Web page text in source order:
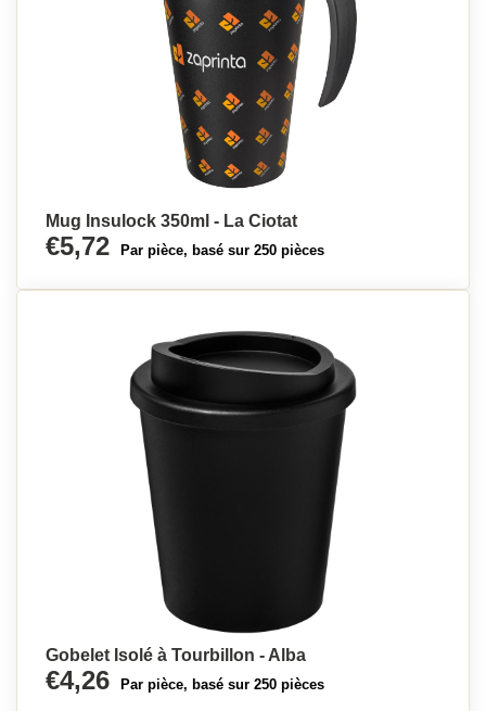
Mug Insulock 350ml - La Ciotat
€5,72 Par pièce, basé sur 250 pièces
Gobelet Isolé à Tourbillon - Alba
€4,26 Par pièce, basé sur 250 pièces